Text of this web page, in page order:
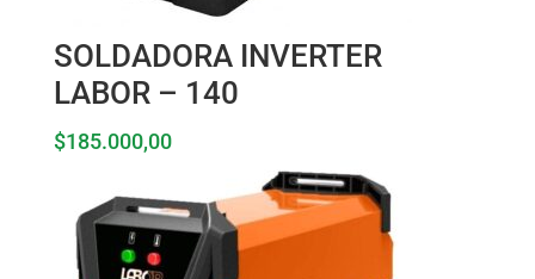
SOLDADORA INVERTER
LABOR – 140
$185.000,00